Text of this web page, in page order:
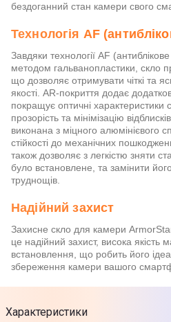
бездоганний стан камери свого
Технологія AF
Завдяки технології AF
методом гальванопластики, скло
що дозволяє отримувати чіткі та
якості. AR-покриття додає
покращує оптичні характеристики
прозорість та мінімізацію
виконана з міцного алюмінієвого
стійкості до механічних
також дозволяє з легкістю зняти
було встановлене, та замінити
труднощів.
Надійний захист
Захисне скло для камери
це надійний захист, висока якість
встановлення, що робить його
збереження камери вашого
Характеристики